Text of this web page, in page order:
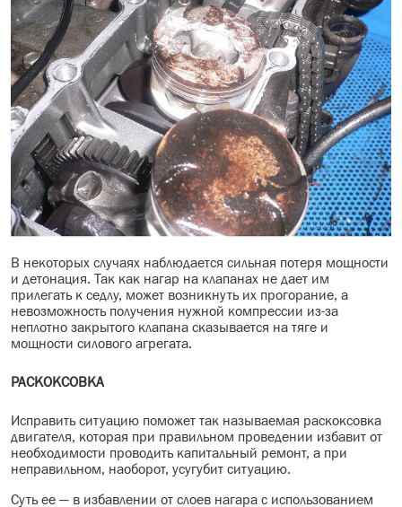
В некоторых случаях наблюдается сильная потеря мощности
и детонация. Так как нагар на клапанах не дает им
прилегать к седлу, может возникнуть их прогорание, а
невозможность получения нужной компрессии из-за
неплотно закрытого клапана сказывается на тяге и
мощности силового агрегата.
РАСКОКСОВКА
Исправить ситуацию поможет так называемая раскоксовка
двигателя, которая при правильном проведении избавит от
необходимости проводить капитальный ремонт, а при
неправильном, наоборот, усугубит ситуацию.
Суть ее — в избавлении от слоев нагара с использованием